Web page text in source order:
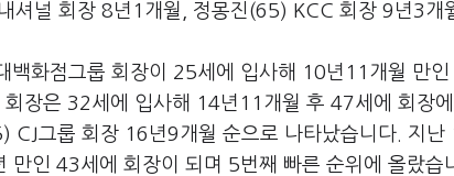
셔널 회장 8년 1 개월 정몽진 (65) KCC 회장 9 년3개
백화점그룹 회장이 25세에 입사해 10년 11 개월 만인
회장은 32세에 입사해 14년 11 개월 후 47세에 회장
CJ그룹 회장 16 년9개월 순으로 나타났습니다 지난
만인 43세에 회장이 되며 5번째 빠른 순위에 올랐습